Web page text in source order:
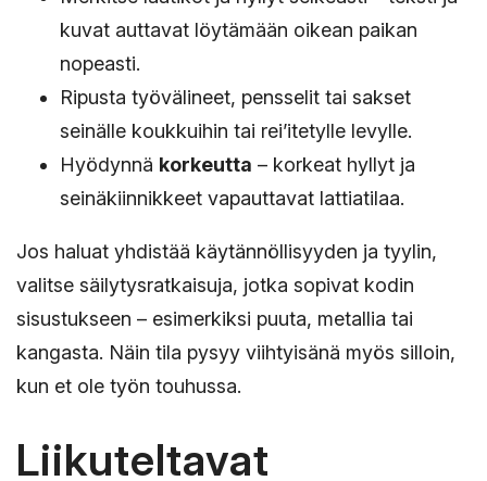
kuvat auttavat löytämään oikean paikan
nopeasti.
Ripusta työvälineet, pensselit tai sakset
seinälle koukkuihin tai rei’itetylle levylle.
Hyödynnä korkeutta – korkeat hyllyt ja
seinäkiinnikkeet vapauttavat lattiatilaa.
Jos haluat yhdistää käytännöllisyyden ja tyylin,
valitse säilytysratkaisuja, jotka sopivat kodin
sisustukseen – esimerkiksi puuta, metallia tai
kangasta. Näin tila pysyy viihtyisänä myös silloin,
kun et ole työn touhussa.
Liikuteltavat